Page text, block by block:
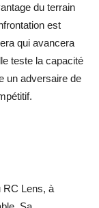
du terrain
est
qui avancera
teste la capacité
un adversaire de
RC Lens, à